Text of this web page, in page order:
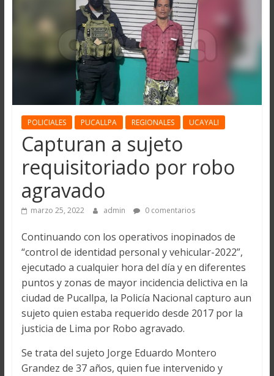
POLICIALES PUCALLPA REGIONALES UCAYALI
Capturan a sujeto
requisitoriado por robo
agravado
marzo 25, 2022 admin 0 comentarios
Continuando con los operativos inopinados de
“control de identidad personal y vehicular-2022”,
ejecutado a cualquier hora del día y en diferentes
puntos y zonas de mayor incidencia delictiva en la
ciudad de Pucallpa, la Policía Nacional capturo aun
sujeto quien estaba requerido desde 2017 por la
justicia de Lima por Robo agravado.
Se trata del sujeto Jorge Eduardo Montero
Grandez de 37 años, quien fue intervenido y